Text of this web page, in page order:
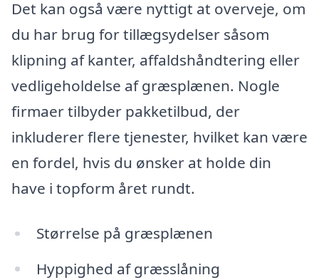
Det kan også være nyttigt at overveje, om
du har brug for tillægsydelser såsom
klipning af kanter, affaldshåndtering eller
vedligeholdelse af græsplænen. Nogle
firmaer tilbyder pakketilbud, der
inkluderer flere tjenester, hvilket kan være
en fordel, hvis du ønsker at holde din
have i topform året rundt.
Størrelse på græsplænen
Hyppighed af græsslåning